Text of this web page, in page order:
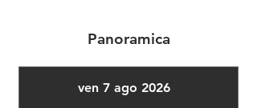
Panoramica
ven 7 ago 2026